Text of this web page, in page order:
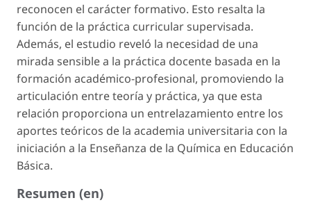
reconocen el carácter formativo. Esto resalta la
función de la práctica curricular supervisada.
Además, el estudio reveló la necesidad de una
mirada sensible a la práctica docente basada en la
formación académico-profesional, promoviendo la
articulación entre teoría y práctica, ya que esta
relación proporciona un entrelazamiento entre los
aportes teóricos de la academia universitaria con la
iniciación a la Enseñanza de la Química en Educación
Básica.
Resumen (en)